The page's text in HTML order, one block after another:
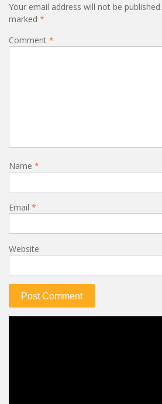
Your email address will not be published.
marked *
Comment *
Name *
Email *
Website